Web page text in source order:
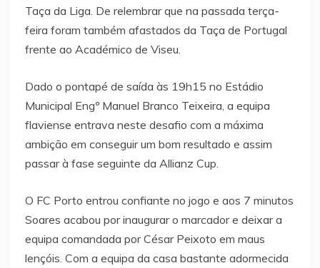
Taça da Liga. De relembrar que na passada terça-
feira foram também afastados da Taça de Portugal
frente ao Académico de Viseu.
Dado o pontapé de saída às 19h15 no Estádio
Municipal Engº Manuel Branco Teixeira, a equipa
flaviense entrava neste desafio com a máxima
ambição em conseguir um bom resultado e assim
passar à fase seguinte da Allianz Cup.
O FC Porto entrou confiante no jogo e aos 7 minutos
Soares acabou por inaugurar o marcador e deixar a
equipa comandada por César Peixoto em maus
lençóis. Com a equipa da casa bastante adormecida